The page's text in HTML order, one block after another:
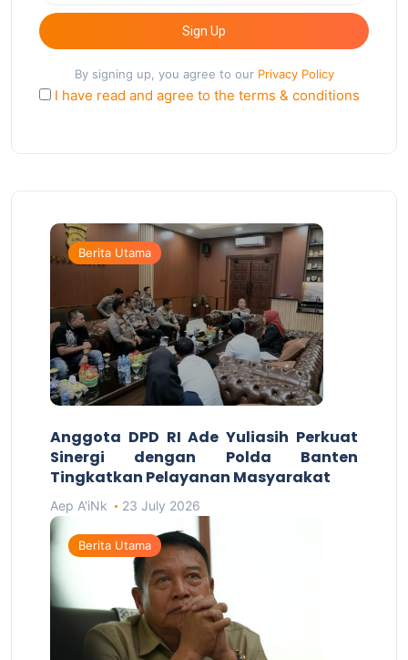
Sign Up
By signing up, you agree to our Privacy Policy
I have read and agree to the terms & conditions
Berita Utama
Anggota DPD RI Ade Yuliasih Perkuat
Sinergi dengan Polda Banten
Tingkatkan Pelayanan Masyarakat
Aep A'iNk 23 July 2026
Berita Utama